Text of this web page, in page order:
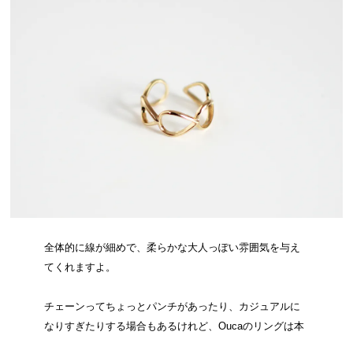
全体的に線が細めで、柔らかな大人っぽい雰囲気を与え
てくれますよ。
チェーンってちょっとパンチがあったり、カジュアルに
なりすぎたりする場合もあるけれど、Oucaのリングは本